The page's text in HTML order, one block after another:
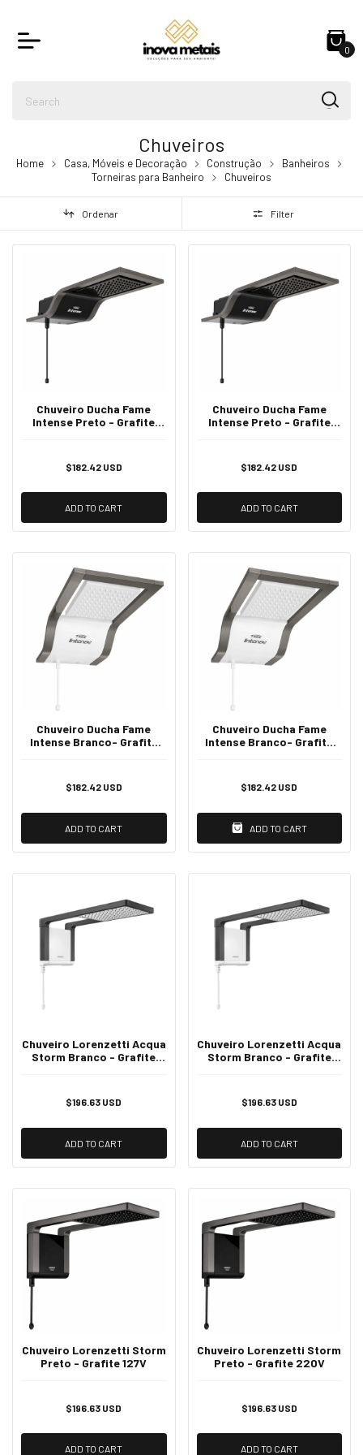
0
Chuveiros
Home Casa, Móveis e Decoração Construção
Banheiros
Torneiras para Banheiro
Chuveiros
Ordenar Filter
Chuveiro Ducha Fame
Intense Preto - Grafite
$182.42 USD
ADD TO CART
Chuveiro Ducha Fame
Intense Preto - Grafite
$182.42 USD
ADD TO CART
Chuveiro Ducha Fame
Intense Branco- Grafite
$182.42 USD
ADD TO CART
Chuveiro Ducha Fame
Intense Branco- Grafite
$182.42 USD
ADD TO CART
Chuveiro Lorenzetti Acqua
Storm Branco - Grafite
$196.63 USD
ADD TO CART
Chuveiro Lorenzetti Acqua
Storm Branco - Grafite
$196.63 USD
ADD TO CART
Chuveiro Lorenzetti Storm
Preto - Grafite 127V
$196.63 USD
ADD TO CART
Chuveiro Lorenzetti Storm
Preto - Grafite 220V
$196.63 USD
ADD TO CART